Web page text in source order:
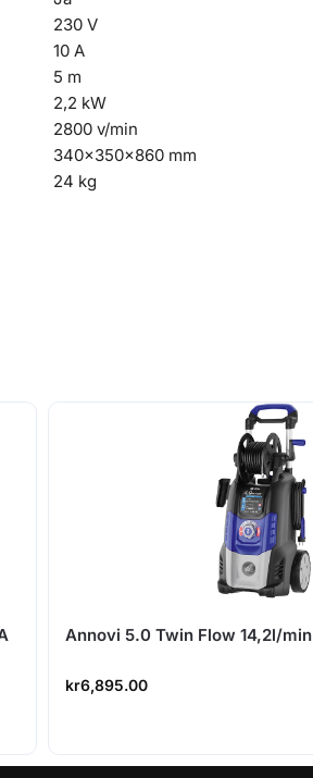
230 V
10 A
5 m
2,2 kW
2800 v/min
340x350x860 mm
24 kg
Annovi 5.0 Twin Flow 14,2l/
kr6,895.00